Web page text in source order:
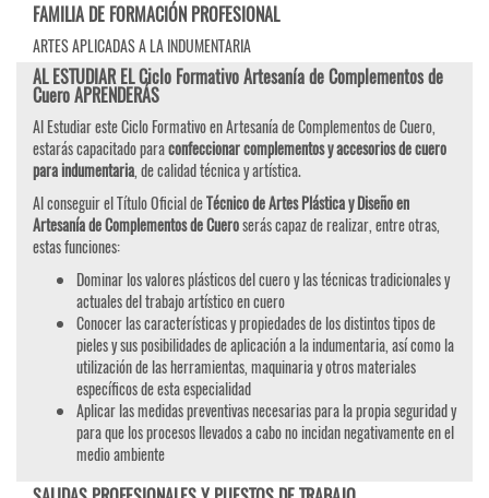
FAMILIA DE FORMACIÓN PROFESIONAL
ARTES APLICADAS A LA INDUMENTARIA
AL ESTUDIAR EL Ciclo Formativo Artesanía de Complementos de
Cuero APRENDERÁS
Al Estudiar este Ciclo Formativo en Artesanía de Complementos de Cuero,
estarás capacitado paraconfeccionar complementos y accesorios de cuero
para indumentaria, de calidad técnica y artística.
Al conseguir el Título Oficial deTécnico de Artes Plástica y Diseño en
Artesanía de Complementos de Cueroserás capaz de realizar, entre otras,
estas funciones:
Dominar los valores plásticos del cuero y las técnicas tradicionales y
actuales del trabajo artístico en cuero
Conocer las características y propiedades de los distintos tipos de
pieles y sus posibilidades de aplicación a la indumentaria, así como la
utilización de las herramientas, maquinaria y otros materiales
específicos de esta especialidad
Aplicar las medidas preventivas necesarias para la propia seguridad y
para que los procesos llevados a cabo no incidan negativamente en el
medio ambiente